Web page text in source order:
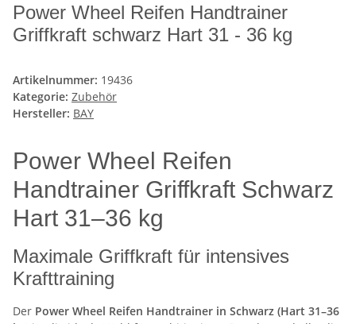
Power Wheel Reifen Handtrainer
Griffkraft schwarz Hart 31 - 36 kg
Artikelnummer: 19436
Kategorie: Zubehör
Hersteller: BAY
Power Wheel Reifen
Handtrainer Griffkraft Schwarz
Hart 31–36 kg
Maximale Griffkraft für intensives
Krafttraining
Der Power Wheel Reifen Handtrainer in Schwarz (Hart 31–36